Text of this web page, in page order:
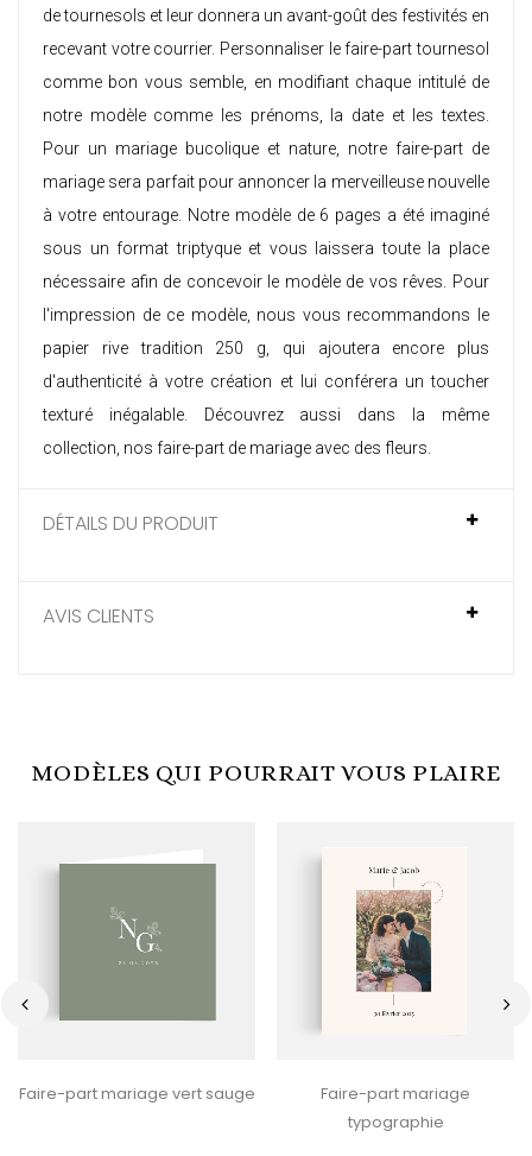
de tournesols et leur donnera un avant-goût des festivités en
recevant votre courrier. Personnaliser le faire-part tournesol
comme bon vous semble, en modifiant chaque intitulé de
notre modèle comme les prénoms, la date et les textes.
Pour un mariage bucolique et nature, notre faire-part de
mariage sera parfait pour annoncer la merveilleuse nouvelle
à votre entourage. Notre modèle de 6 pages a été imaginé
sous un format triptyque et vous laissera toute la place
nécessaire afin de concevoir le modèle de vos rêves. Pour
l'impression de ce modèle, nous vous recommandons le
papier rive tradition 250 g, qui ajoutera encore plus
d'authenticité à votre création et lui conférera un toucher
texturé inégalable. Découvrez aussi dans la même
collection, nos faire-part de mariage avec des fleurs
DÉTAILS DU PRODUIT
AVIS CLIENTS
MODÈLES QUI POURRAIT VOUS PLAIRE
Faire-part mariage vert sauge
Faire-part mariage
typographie